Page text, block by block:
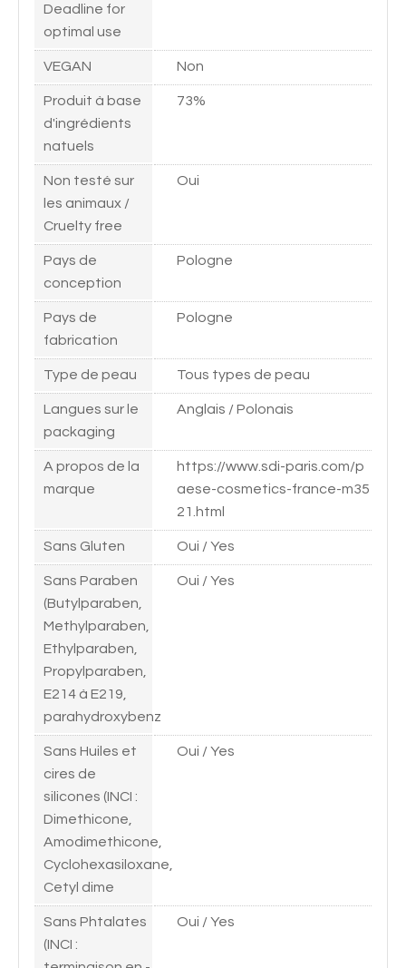
Deadline for
optimal use
VEGAN Non
Produit à base
d'ingrédients
natuels
73%
Non testé sur
les animaux /
Cruelty free
Oui
Pays de
conception
Pologne
Pays de
fabrication
Pologne
Type de peau Tous types de peau
Langues sur le
packaging
Anglais / Polonais
A propos de la
marque
https://www.sdi-paris.com/p
aese-cosmetics-france-m35
21.html
Sans Gluten Oui / Yes
Sans Paraben
(Butylparaben,
Methylparaben,
Ethylparaben,
Propylparaben,
E214 à E219,
parahydroxybenz
Oui / Yes
Sans Huiles et
cires de
silicones (INCI :
Dimethicone,
Amodimethicone,
Cyclohexasiloxane,
Cetyl dime
Oui / Yes
Sans Phtalates
(INCI :
Oui / Yes